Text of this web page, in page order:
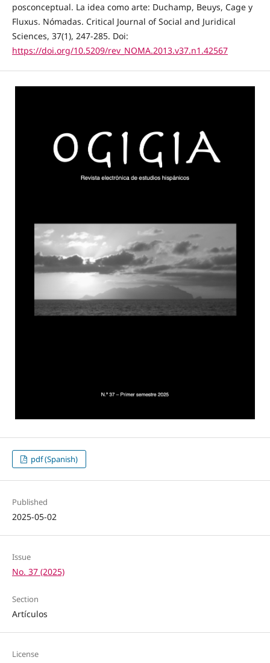
posconceptual. La idea como arte: Duchamp, Beuys, Cage y
Fluxus. Nómadas. Critical Journal of Social and Juridical
Sciences, 37(1), 247-285. Doi:
https://doi.org/10.5209/rev_NOMA.2013.v37.n1.42567
pdf (Spanish)
Published
2025-05-02
Issue
No. 37 (2025)
Section
Artículos
License